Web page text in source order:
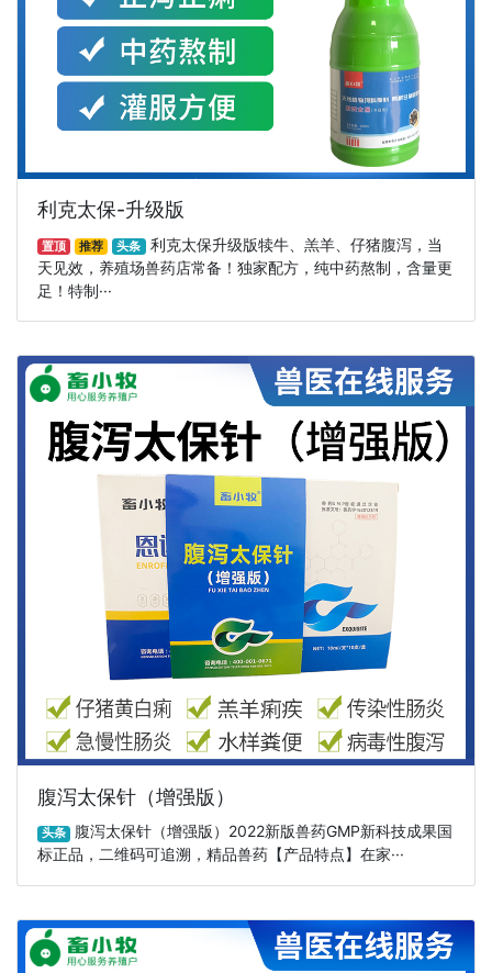
利克太保-升级版
置顶 推荐 头条 利克太保升级版犊牛、羔羊、仔猪腹泻，当
天见效，养殖场兽药店常备！独家配方，纯中药熬制，含量更
足！特制···
腹泻太保针（增强版）
头条 腹泻太保针（增强版）2022新版兽药GMP新科技成果国
标正品，二维码可追溯，精品兽药【产品特点】在家···